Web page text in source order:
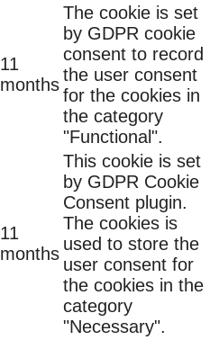
11
months
The cookie is set
by GDPR cookie
consent to record
the user consent
for the cookies in
the category
"Functional".
11
months
This cookie is set
by GDPR Cookie
Consent plugin.
The cookies is
used to store the
user consent for
the cookies in the
category
"Necessary".